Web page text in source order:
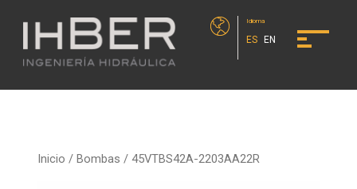
Idioma
ES EN
Inicio /Bombas / 45VTBS42A-2203AA22R